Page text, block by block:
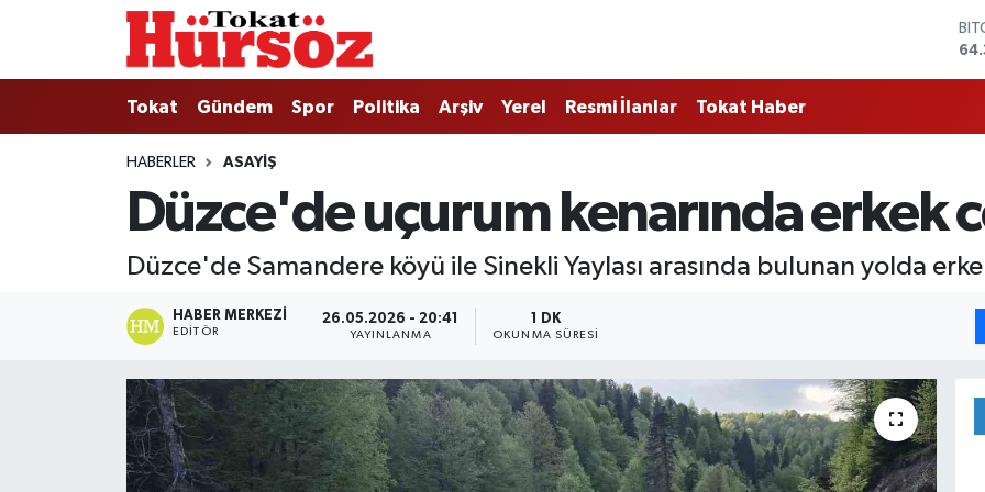
Tokat Gündem Spor Politika Arşiv Yerel Resmi İlanlar Tokat Haber
HABERLER ASAYIŞ
Düzce'de uçurum kenarında erkek
Düzce'de Samandere köyü ile Sinekli Yaylası arasında bulunan yolda
HABER MERKEZI
EDITÖR
26.05.2026 - 20:41
YAYINLANMA
1 DK
OKUNMA SÜRESI
Tokat
Türkiye Gündemi
Gündem
Tokat Spor
Nöbetçi Eczaneler
Hava Durumu
Tokat Namaz Vakitleri
Süper Lig Puan Durumu ve Fikstür
Son Dakika Haberleri
Haber Arşivi